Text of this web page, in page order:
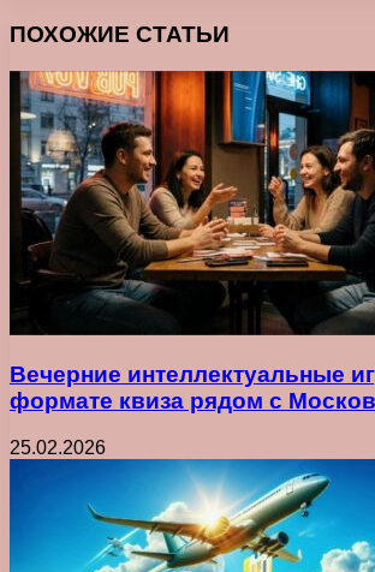
ПОХОЖИЕ СТАТЬИ
Вечерние интеллектуальные
формате квиза рядом с
25.02.2026